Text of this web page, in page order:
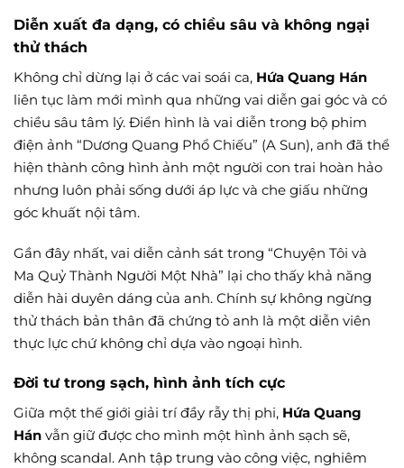
Diễn xuất đa dạng, có chiều sâu và không ngại
thử thách
Không chỉ dừng lại ở các vai soái ca, Hứa Quang Hán
liên tục làm mới mình qua những vai diễn gai góc và có
chiều sâu tâm lý. Điển hình là vai diễn trong bộ phim
điện ảnh “Dương Quang Phổ Chiếu” (A Sun), anh đã thể
hiện thành công hình ảnh một người con trai hoàn hảo
nhưng luôn phải sống dưới áp lực và che giấu những
góc khuất nội tâm.
Gần đây nhất, vai diễn cảnh sát trong “Chuyện Tôi và
Ma Quỷ Thành Người Một Nhà” lại cho thấy khả năng
diễn hài duyên dáng của anh. Chính sự không ngừng
thử thách bản thân đã chứng tỏ anh là một diễn viên
thực lực chứ không chỉ dựa vào ngoại hình.
Đời tư trong sạch, hình ảnh tích cực
Giữa một thế giới giải trí đầy rẫy thị phi, Hứa Quang
Hán vẫn giữ được cho mình một hình ảnh sạch sẽ,
không scandal. Anh tập trung vào công việc, nghiêm